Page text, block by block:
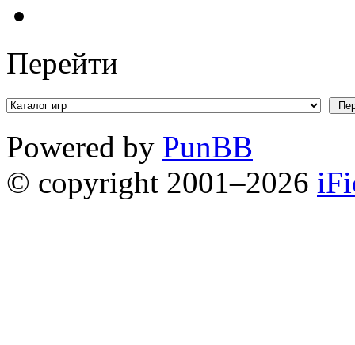
Перейти
Powered by PunBB
© copyright 2001–2026